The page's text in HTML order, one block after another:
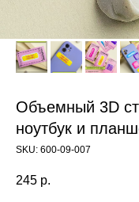
Объемный 3D
ноутбук и
SKU: 600-09-007
245 р.